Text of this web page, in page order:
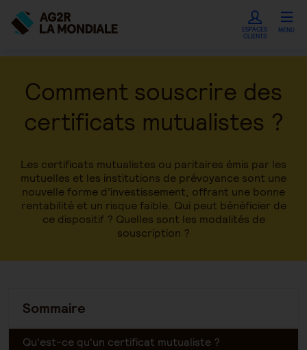
ESPACES
CLIENTS
MENU
Comment souscrire des
certificats mutualistes ?
Les certificats mutualistes ou paritaires émis par les
mutuelles et les institutions de prévoyance sont une
nouvelle forme d’investissement, offrant une bonne
rentabilité et un risque faible. Qui peut bénéficier de
ce dispositif ? Quelles sont les modalités de
souscription ?
Sommaire
Qu'est-ce qu'un certificat mutualiste ?